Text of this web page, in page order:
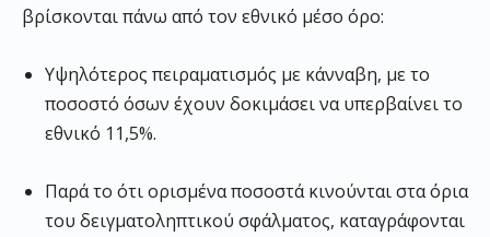
βρίσκονται πάνω από τον εθνικό μέσο όρο:
Υψηλότερος πειραματισμός με κάνναβη, με το
ποσοστό όσων έχουν δοκιμάσει να υπερβαίνει το
εθνικό 11,5%.
Παρά το ότι ορισμένα ποσοστά κινούνται στα όρια
του δειγματοληπτικού σφάλματος, καταγράφονται